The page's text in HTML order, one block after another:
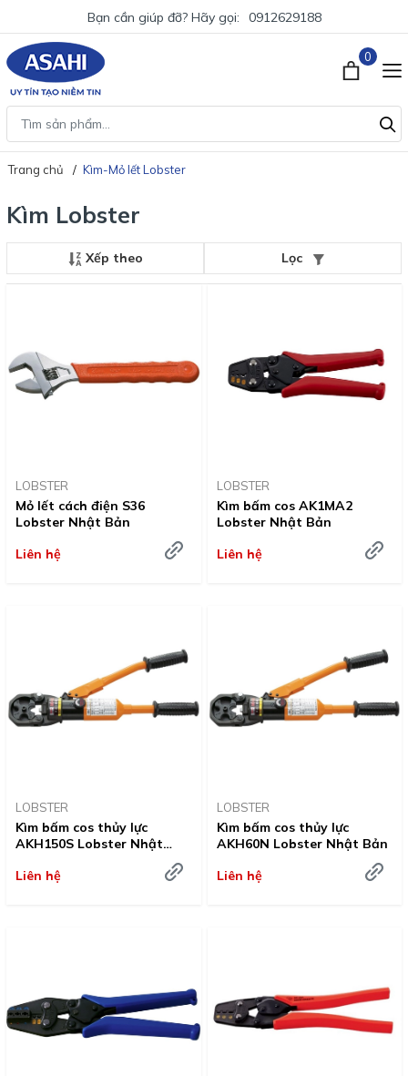
Bạn cần giúp đỡ? Hãy gọi: 0912629188
0
Trang chủ Kìm-Mỏ lết Lobster
Kìm Lobster
Xếp theo Lọc
LOBSTER
Mỏ lết cách điện S36
Lobster Nhật Bản
Liên hệ
LOBSTER
Kìm bấm cos AK1MA2
Lobster Nhật Bản
Liên hệ
LOBSTER
Kìm bấm cos thủy lực
AKH150S Lobster Nhật
Liên hệ
LOBSTER
Kìm bấm cos thủy lực
AKH60N Lobster Nhật Bản
Liên hệ